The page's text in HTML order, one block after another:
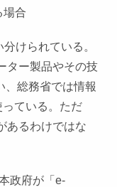
場合
けられている。
ター製品やその技
、総務省では情報
ている。ただ
あるわけではな
政府が「e-